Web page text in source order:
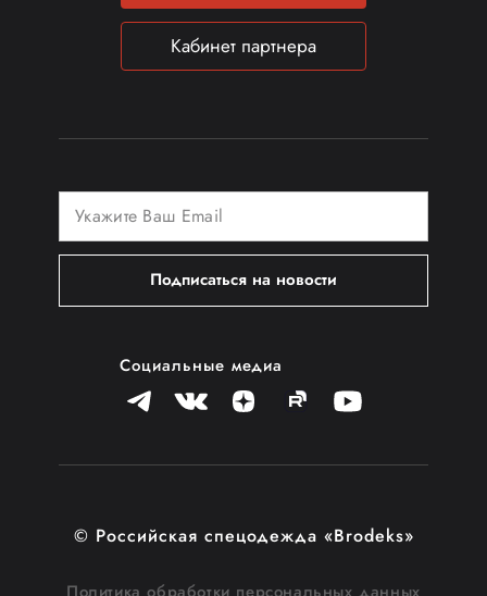
Кабинет партнера
Подписаться на новости
Социальные медиа
© Российская спецодежда «Brodeks»